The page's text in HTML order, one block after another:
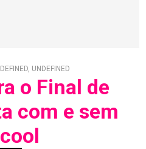
UNDEFINED
o Final de
com e sem